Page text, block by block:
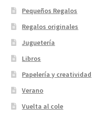
Pequeños Regalos
Regalos originales
Juguetería
Libros
Papelería y creatividad
Verano
Vuelta al cole